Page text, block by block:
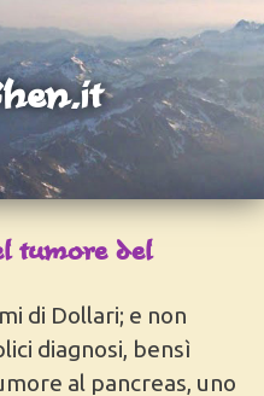
tumore del
di Dollari; e non
diagnosi, bensì
al pancreas, uno